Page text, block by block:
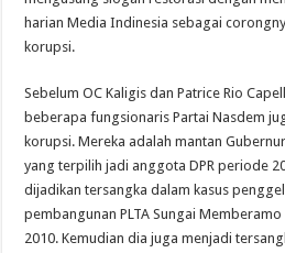
harian Media Indinesia sebagai
korupsi.
Sebelum OC Kaligis dan Patrice Rio
beberapa fungsionaris Partai Nasdem
korupsi. Mereka adalah mantan
yang terpilih jadi anggota DPR periode
dijadikan tersangka dalam kasus
pembangunan PLTA Sungai
2010. Kemudian dia juga menjadi